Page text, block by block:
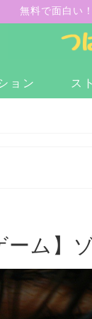
無料で面白い
ョン ス
ーム】